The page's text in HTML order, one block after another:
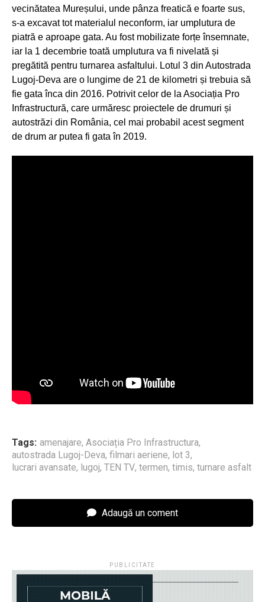
vecinătatea Mureșului, unde pânza freatică e foarte sus,
s-a excavat tot materialul neconform, iar umplutura de
piatră e aproape gata. Au fost mobilizate forțe însemnate,
iar la 1 decembrie toată umplutura va fi nivelată și
pregătită pentru turnarea asfaltului. Lotul 3 din Autostrada
Lugoj-Deva are o lungime de 21 de kilometri și trebuia să
fie gata înca din 2016. Potrivit celor de la Asociația Pro
Infrastructură, care urmăresc proiectele de drumuri și
autostrăzi din România, cel mai probabil acest segment
de drum ar putea fi gata în 2019.
Tags: amenajare, Asociația Pro Infrastructura,
autostrada Lugoj-Deva, filmari aeriene, lot 3,
lucrari avansate, lugoj, TEN TV, termen, timis, turnare asfalt
Adaugă un coment
PUBLICITATE